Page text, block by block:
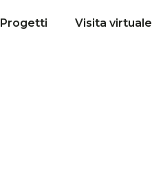
Progetti Visita virtuale